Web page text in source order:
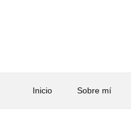
Inicio Sobre mí